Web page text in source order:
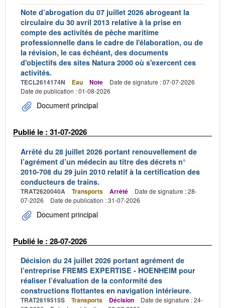
Note d’abrogation du 07 juillet 2026 abrogeant la
circulaire du 30 avril 2013 relative à la prise en
compte des activités de pêche maritime
professionnelle dans le cadre de l'élaboration, ou de
la révision, le cas échéant, des documents
d'objectifs des sites Natura 2000 où s'exercent ces
activités.
TECL2614174N Eau Note
Date de signature : 07-07-2026
Date de publication : 01-08-2026
Document principal
Publié le : 31-07-2026
Arrêté du 28 juillet 2026 portant renouvellement de
l’agrément d’un médecin au titre des décrets n°
2010-708 du 29 juin 2010 relatif à la certification des
conducteurs de trains.
TRAT2620040A Transports Arrêté
Date de signature : 28-
07-2026
Date de publication : 31-07-2026
Document principal
Publié le : 28-07-2026
Décision du 24 juillet 2026 portant agrément de
l’entreprise FREMS EXPERTISE - HOENHEIM pour
réaliser l’évaluation de la conformité des
constructions flottantes en navigation intérieure.
TRAT2619515S Transports Décision
Date de signature : 24-